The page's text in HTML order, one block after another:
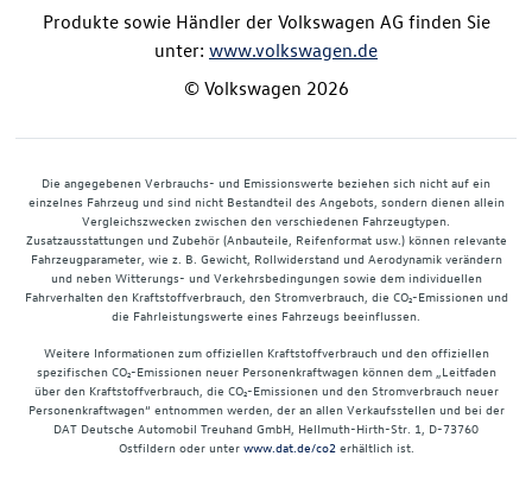
Produkte sowie Händler der Volkswagen AG finden Sie
unter: www.volkswagen.de
© Volkswagen 2026
Die angegebenen Verbrauchs- und Emissionswerte beziehen sich nicht auf ein
einzelnes Fahrzeug und sind nicht Bestandteil des Angebots, sondern dienen allein
Vergleichszwecken zwischen den verschiedenen Fahrzeugtypen.
Zusatzausstattungen und Zubehör (Anbauteile, Reifenformat usw.) können relevante
Fahrzeugparameter, wie z. B. Gewicht, Rollwiderstand und Aerodynamik verändern
und neben Witterungs- und Verkehrsbedingungen sowie dem individuellen
Fahrverhalten den Kraftstoffverbrauch, den Stromverbrauch, die CO₂-Emissionen und
die Fahrleistungswerte eines Fahrzeugs beeinflussen.
Weitere Informationen zum offiziellen Kraftstoffverbrauch und den offiziellen
spezifischen CO₂-Emissionen neuer Personenkraftwagen können dem „Leitfaden
über den Kraftstoffverbrauch, die CO₂-Emissionen und den Stromverbrauch neuer
Personenkraftwagen“ entnommen werden, der an allen Verkaufsstellen und bei der
DAT Deutsche Automobil Treuhand GmbH, Hellmuth-Hirth-Str. 1, D-73760
Ostfildern oder unter www.dat.de/co2 erhältlich ist.